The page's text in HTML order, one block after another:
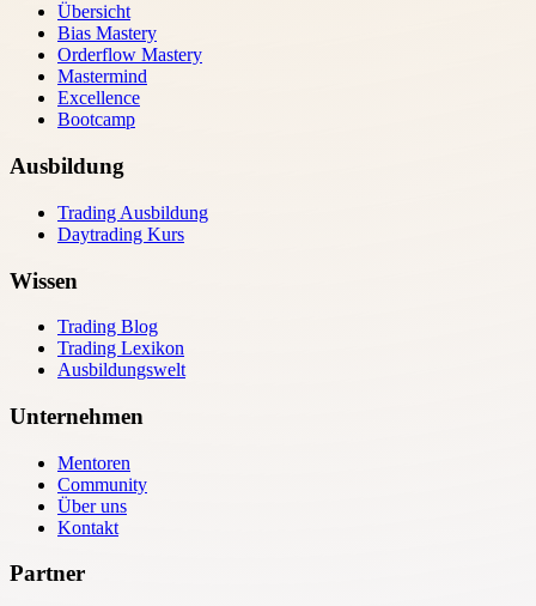
Übersicht
Bias Mastery
Orderflow Mastery
Mastermind
Excellence
Bootcamp
Ausbildung
Trading Ausbildung
Daytrading Kurs
Wissen
Trading Blog
Trading Lexikon
Ausbildungswelt
Unternehmen
Mentoren
Community
Über uns
Kontakt
Partner